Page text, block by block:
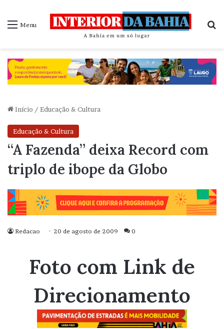
Menu
Início / Educação & Cultura
Educação & Cultura
“A Fazenda” deixa Record com
triplo de ibope da Globo
Redacao 20 de agosto de 2009 0
Foto com Link de
Direcionamento